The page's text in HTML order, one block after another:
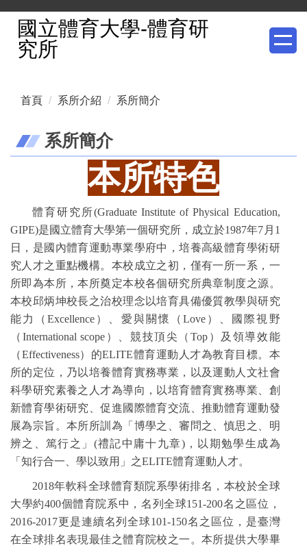
國立體育大學-體育研
究所
首頁 系所介紹 系所簡介
系所簡介
本所特色
體育研究所(Graduate Institute of Physical Education,
GIPE)是國立體育大學第一個研究所，成立於1987年7月1
日，是國內體育運動專業學府中，培養高級體育學術研
究人才之重點機構。本校成立之初，僅有一所一系，一
所即為本所，本所奠定本校各個研究所典章制度之源。
本校邱炳坤校長之治校理念以培育具備優質教學與研究
能力（Excellence）、愛與關懷（Love）、國際視野
（International scope）、競技頂尖（Top）及領導效能
（Effectiveness）的ELITE體育運動人才為教育目標。本
所的定位，乃以培養體育實務專業，以及運動人文社會
科學研究素養之人才為導向，以培育體育實務專業、創
新體育學術研究、促進國際體育交流、推動體育運動發
展為宗旨。本所所訓為「博學之、審問之、慎思之、明
辨之、篤行之」(禮記中庸十九章)，以期勉學生成為
「知行合一、學以致用」之ELITE體育運動人才。
2018年軟科全球體育類院系學術排名，本校於全球
大學約400個體育院系中，名列全球151-200名之區位，
2016-2017更是連續名列全球101-150名之區位，是臺灣
在全球排名表現最佳之體育院校之一。本所提供大學畢